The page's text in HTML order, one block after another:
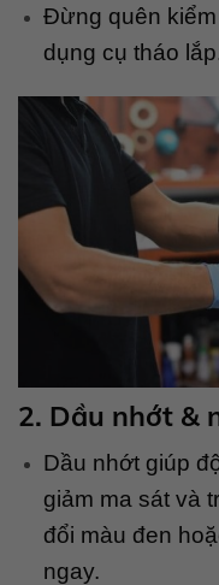
Đừng quên kiểm
dụng cụ tháo
2. Dầu nhớt &
Dầu nhớt giúp
giảm ma sát và
đổi màu đen
ngay.